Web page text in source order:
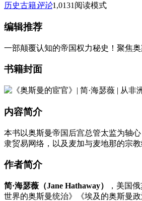
历史古籍评论1,0131 阅读模式
编辑推荐
一部颠覆认知的帝国权力秘史！聚焦
书籍封面
内容简介
本书以奥斯曼帝国后宫总管太监为轴
隶贸易网络，以及麦加与麦地那的宗
作者简介
简·海瑟薇（Jane Hathaway）
，美国
世界的奥斯曼统治》《埃及的奥斯曼政